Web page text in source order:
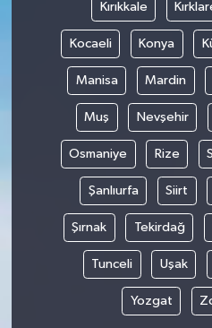
Kırıkkale
Kocaeli Konya
Manisa Mardin
Muş Nevşehir
Osmaniye Rize
Şanlıurfa Siirt
Şırnak Tekirdağ
Tunceli Uşak
Yozgat